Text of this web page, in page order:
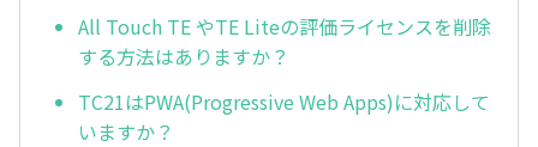
All Touch TE やTE Liteの評価ライセンスを削除
する方法はありますか？
TC21はPWA(Progressive Web Apps)に対応して
いますか？